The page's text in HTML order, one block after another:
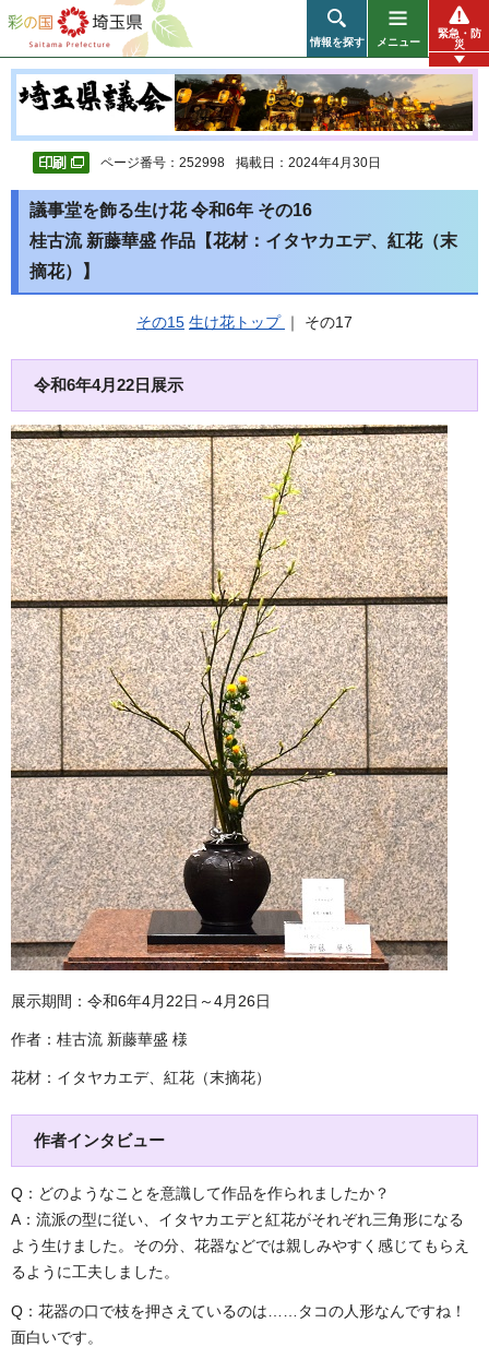
彩の国 埼玉県
情報を探す メニュー
緊急・防
災
ページ番号：252998 掲載日：2024年4月30日
議事堂を飾る生け花 令和6年 その16
桂古流 新藤華盛 作品【花材：イタヤカエデ、紅花（末
摘花）】
その15 生け花トップ ｜ その17
令和6年4月22日展示
展示期間：令和6年4月22日～4月26日
作者：桂古流 新藤華盛 様
花材：イタヤカエデ、紅花（末摘花）
作者インタビュー
Q：どのようなことを意識して作品を作られましたか？
A：流派の型に従い、イタヤカエデと紅花がそれぞれ三角形になる
よう生けました。その分、花器などでは親しみやすく感じてもらえ
るように工夫しました。
Q：花器の口で枝を押さえているのは……タコの人形なんですね！
面白いです。